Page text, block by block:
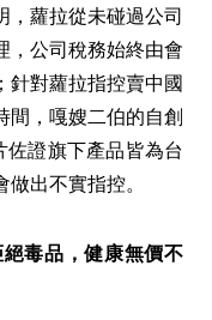
，蘿拉從未碰過公司
，公司稅務始終由會
針對蘿拉指控賣中國
間，嘎嫂二伯的自創
證旗下產品皆為台
出不實指控。
毒品，健康無價不